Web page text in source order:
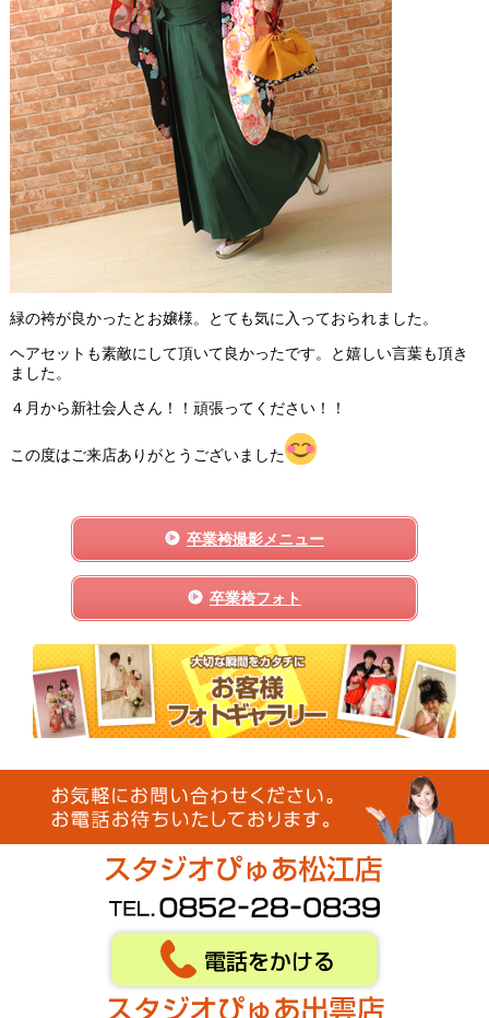
緑の袴が良かったとお嬢様。とても気に入っておられました。
ヘアセットも素敵にして頂いて良かったです。と嬉しい言葉も頂き
ました。
４月から新社会人さん！！頑張ってください！！
この度はご来店ありがとうございました
卒業袴撮影メニュー
卒業袴フォト